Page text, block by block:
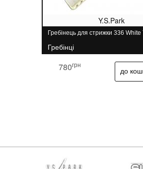
Y.S.Park
Гребінець для стрижки 336 White
Гребінці
780грн